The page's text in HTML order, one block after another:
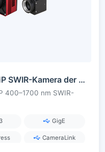
400–1700 nm IMX992 5 MP SWIR-Kamera der InGaAs-Serie
400–1700 nm SWIR-
GigE
CameraLink